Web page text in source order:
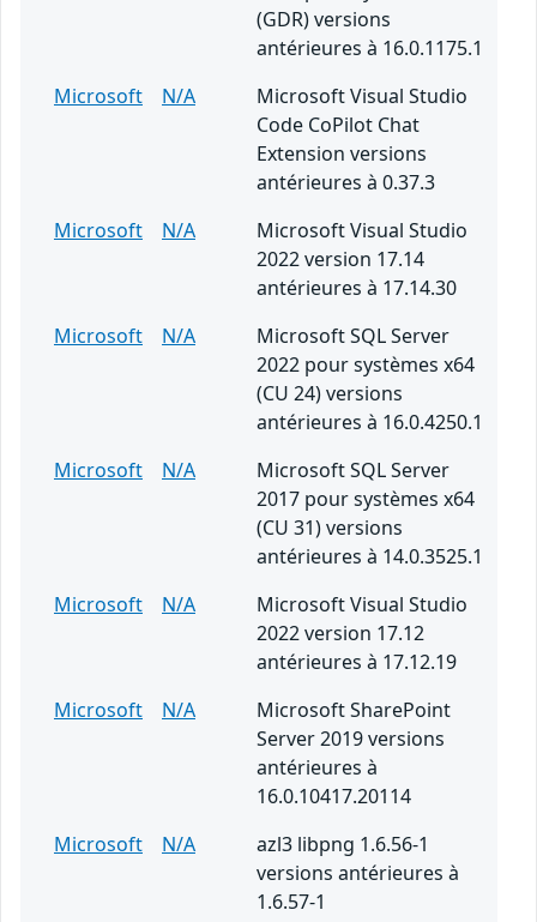
(GDR) versions
antérieures à 16.0.1175.1
Microsoft
N/A
Microsoft Visual Studio
Code CoPilot Chat
Extension versions
antérieures à 0.37.3
Microsoft
N/A
Microsoft Visual Studio
2022 version 17.14
antérieures à 17.14.30
Microsoft
N/A
Microsoft SQL Server
2022 pour systèmes x64
(CU 24) versions
antérieures à 16.0.4250.1
Microsoft
N/A
Microsoft SQL Server
2017 pour systèmes x64
(CU 31) versions
antérieures à 14.0.3525.1
Microsoft
N/A
Microsoft Visual Studio
2022 version 17.12
antérieures à 17.12.19
Microsoft
N/A
Microsoft SharePoint
Server 2019 versions
antérieures à
16.0.10417.20114
Microsoft
N/A
azl3 libpng 1.6.56-1
versions antérieures à
1.6.57-1